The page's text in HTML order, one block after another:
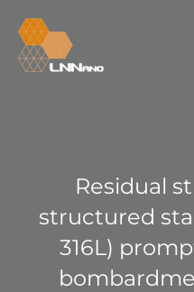
Residual
structured
316L)